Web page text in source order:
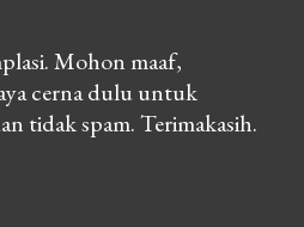
Mohon maaf,
cerna dulu untuk
tidak spam. Terimakasih.